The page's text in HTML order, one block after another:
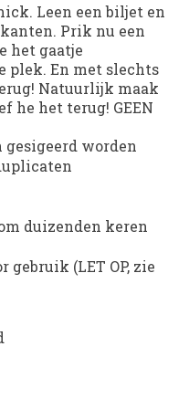
Leen een biljet en
Prik nu een
het gaatje
plek. En met slechts
Natuurlijk maak
he het terug! GEEN
worden
duizenden keren
(LET OP, zie